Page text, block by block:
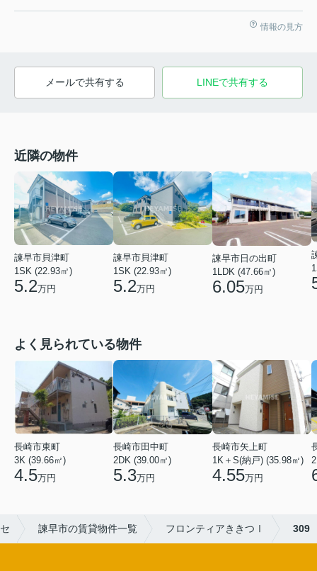
情報の見方
メールで共有する LINEで共有する
近隣の物件
諫早市貝津町
1SK (22.93㎡)
5.2万円
諫早市貝津町
1SK (22.93㎡)
5.2万円
諫早市日の出町
1LDK (47.66㎡)
6.05万円
よく見られている物件
長崎市東町
3K (39.66㎡)
4.5万円
長崎市田中町
2DK (39.00㎡)
5.3万円
長崎市矢上町
1K＋S(納戸) (35.98㎡)
4.55万円
諫早市の賃貸物件一覧 フロンティアききつⅠ 309